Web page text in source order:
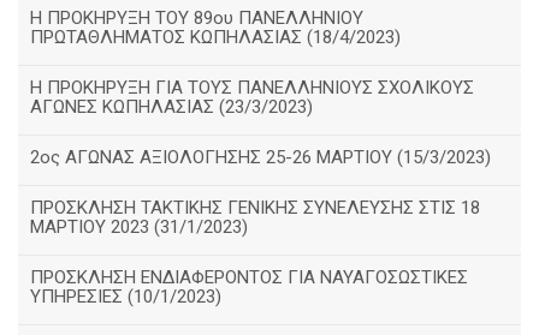
Η ΠΡΟΚΗΡΥΞΗ ΤΟΥ 89ου ΠΑΝΕΛΛΗΝΙΟΥ
ΠΡΩΤΑΘΛΗΜΑΤΟΣ ΚΩΠΗΛΑΣΙΑΣ (18/4/2023)
Η ΠΡΟΚΗΡΥΞΗ ΓΙΑ ΤΟΥΣ ΠΑΝΕΛΛΗΝΙΟΥΣ ΣΧΟΛΙΚΟΥΣ
ΑΓΩΝΕΣ ΚΩΠΗΛΑΣΙΑΣ (23/3/2023)
2ος ΑΓΩΝΑΣ ΑΞΙΟΛΟΓΗΣΗΣ 25-26 ΜΑΡΤΙΟΥ (15/3/2023)
ΠΡΟΣΚΛΗΣΗ ΤΑΚΤΙΚΗΣ ΓΕΝΙΚΗΣ ΣΥΝΕΛΕΥΣΗΣ ΣΤΙΣ 18
ΜΑΡΤΙΟΥ 2023 (31/1/2023)
ΠΡΟΣΚΛΗΣΗ ΕΝΔΙΑΦΕΡΟΝΤΟΣ ΓΙΑ ΝΑΥΑΓΟΣΩΣΤΙΚΕΣ
ΥΠΗΡΕΣΙΕΣ (10/1/2023)